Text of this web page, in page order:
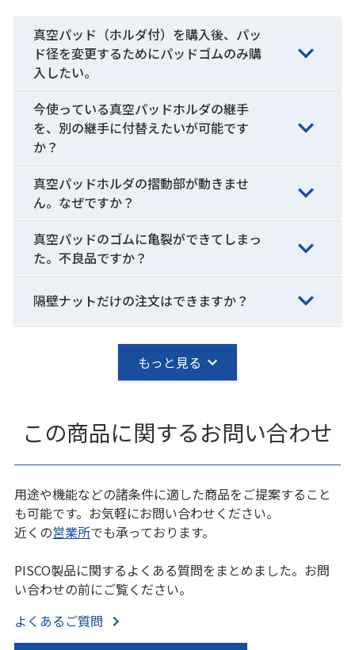
真空パッド（ホルダ付）を購入後、パッ
ド径を変更するためにパッドゴムのみ購
入したい。
今使っている真空パッドホルダの継手
を、別の継手に付替えたいが可能です
か？
真空パッドホルダの摺動部が動きませ
ん。なぜですか？
真空パッドのゴムに亀裂ができてしまっ
た。不良品ですか？
隔壁ナットだけの注文はできますか？
もっと見る
この商品に関するお問い合わせ
用途や機能などの諸条件に適した商品をご提案すること
も可能です。お気軽にお問い合わせください。
近くの営業所でも承っております。
PISCO製品に関するよくある質問をまとめました。お問
い合わせの前にご覧ください。
よくあるご質問